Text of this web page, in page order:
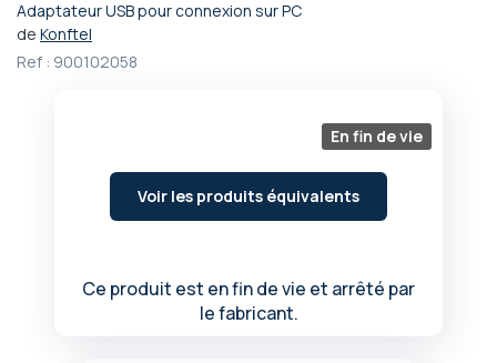
Adaptateur USB pour connexion sur PC
de Konftel
Ref : 900102058
En fin de vie
Voir les produits équivalents
Ce produit est en fin de vie et arrêté par
le fabricant.
Passer
au
début